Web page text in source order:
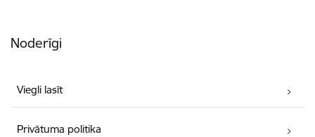
Noderīgi
Viegli lasīt
Privātuma politika